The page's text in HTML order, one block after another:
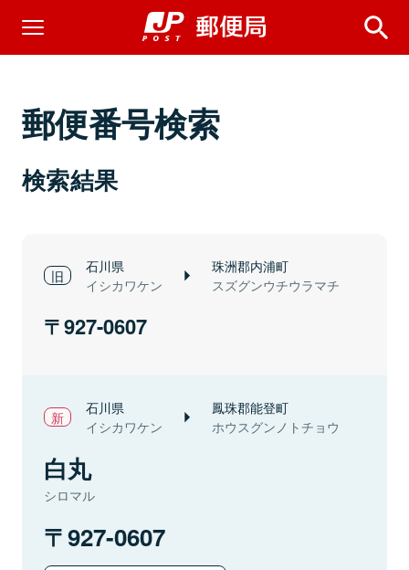
郵便番号検索
検索結果
石川県
イシカワケン
珠洲郡内浦町
スズグンウチウラマチ
927-0607
石川県
イシカワケン
鳳珠郡能登町
ホウスグンノトチョウ
白丸
シロマル
927-0607